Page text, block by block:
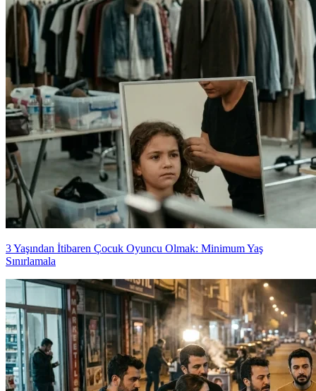
3 Yaşından İtibaren Çocuk Oyuncu Olmak: Minimum Yaş
Sınırlamala